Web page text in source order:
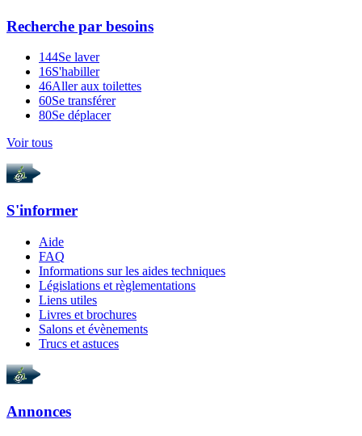
Recherche par besoins
144Se laver
16S'habiller
46Aller aux toilettes
60Se transférer
80Se déplacer
Voir tous
S'informer
Aide
FAQ
Informations sur les aides techniques
Législations et règlementations
Liens utiles
Livres et brochures
Salons et évènements
Trucs et astuces
Annonces